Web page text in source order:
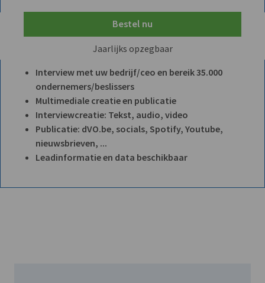
Bestel nu
Jaarlijks opzegbaar
Interview met uw bedrijf/ceo en bereik 35.000
ondernemers/beslissers
Multimediale creatie en publicatie
Interviewcreatie: Tekst, audio, video
Publicatie: dVO.be, socials, Spotify, Youtube,
nieuwsbrieven, ...
Leadinformatie en data beschikbaar